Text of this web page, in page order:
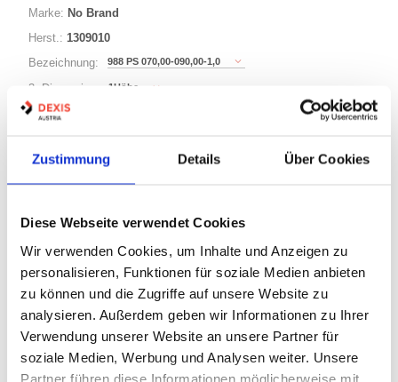
Zustimmung Details Über Cookies
Diese Webseite verwendet Cookies
Wir verwenden Cookies, um Inhalte und Anzeigen zu
personalisieren, Funktionen für soziale Medien anbieten
zu können und die Zugriffe auf unsere Website zu
analysieren. Außerdem geben wir Informationen zu Ihrer
Verwendung unserer Website an unsere Partner für
soziale Medien, Werbung und Analysen weiter. Unsere
Partner führen diese Informationen möglicherweise mit
Marke: No Brand
Herst.: 1309010
Bezeichnung:
988 PS 070,00-090,00-1,0
3. Dimension: 1Höhe
Länge / 2. Dimension:
STK Warenkorb
Auf Lager
Lager anzeigen
Print